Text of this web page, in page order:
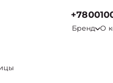
Бренд О